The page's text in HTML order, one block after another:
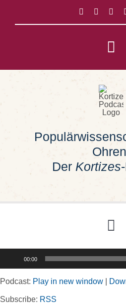
springen
Der Kortizes
Rubriken
00:00
Podcast: Play in new window
Subscribe: RSS